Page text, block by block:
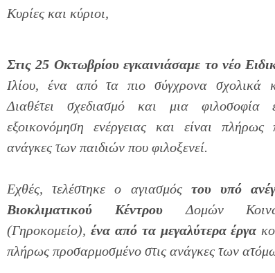
Κυρίες και κύριοι,
Στις 25 Οκτωβρίου εγκαινιάσαμε το νέο
Ιλίου, ένα από τα πιο σύγχρονα σχολικά
Διαθέτει σχεδιασμό και μια φιλοσοφία
εξοικονόμηση ενέργειας και είναι πλήρως
ανάγκες των παιδιών που φιλοξενεί.
Εχθές, τελέστηκε ο αγιασμός του υπό
Βιοκλιματικού ΚέντρουΔομών
(Γηροκομείο), ένα από τα μεγαλύτερα έργα
πλήρως προσαρμοσμένο στις ανάγκες των